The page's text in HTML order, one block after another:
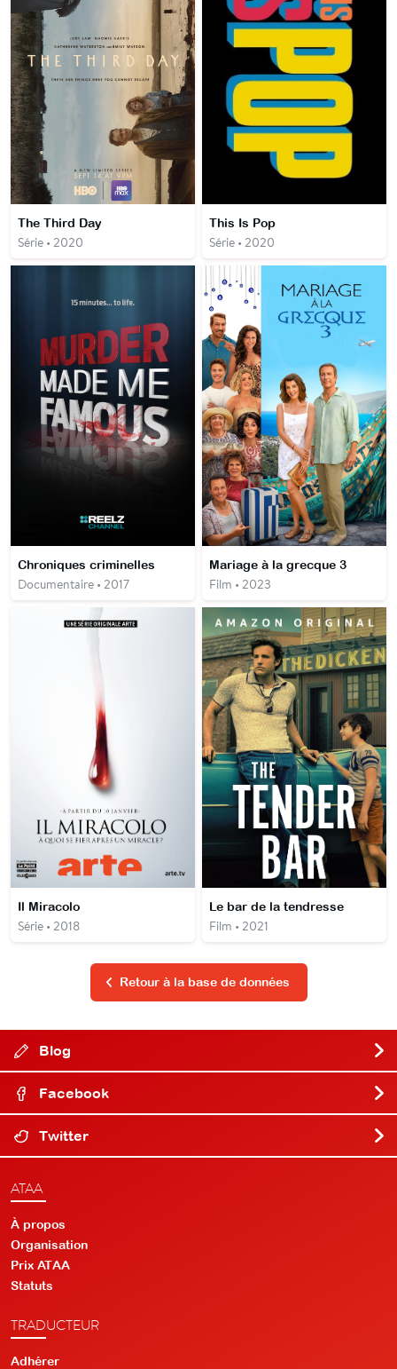
The Third Day
Série • 2020
This Is Pop
Série • 2020
Chroniques criminelles
Documentaire • 2017
Mariage à la grecque 3
Film • 2023
Il Miracolo
Série • 2018
Le bar de la tendresse
Film • 2021
Retour à la base de données
Blog
Facebook
Twitter
ATAA
À propos
Organisation
Prix ATAA
Statuts
TRADUCTEUR
Adhérer